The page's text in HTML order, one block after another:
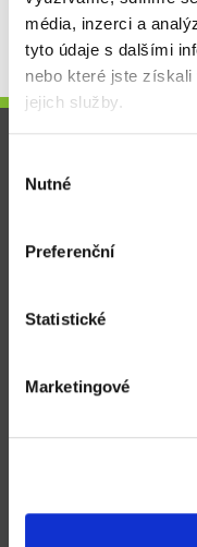
média, inzerci a
tyto údaje s dalšími
nebo které jste
jejich služby.
souhlasu
Nutné
Preferenční
Statistické
Marketingové
nyní nemůžeme
Způsoby doručení a platby
Výhody registrace
Novinky a články
Dodávámekvalitní